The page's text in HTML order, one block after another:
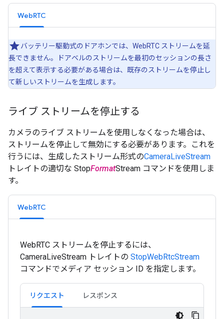
WebRTC
バッテリー駆動式のドアホンでは、WebRTC ストリームを延
長できません。ドアベルのストリームを最初のセッションの長さ
を超えて表示する必要がある場合は、既存のストリームを停止し
て新しいストリームを生成します。
ライブ ストリームを停止する
カメラのライブ ストリームを使用しなくなった場合は、
ストリームを停止して無効にする必要があります。これを
行うには、生成したストリーム形式のCameraLiveStream
トレイトの適切な StopFormatStream コマンドを使用しま
す。
WebRTC
WebRTC ストリームを停止するには、
CameraLiveStream トレイトの StopWebRtcStream
コマンドでメディア セッション ID を指定します。
リクエスト レスポンス